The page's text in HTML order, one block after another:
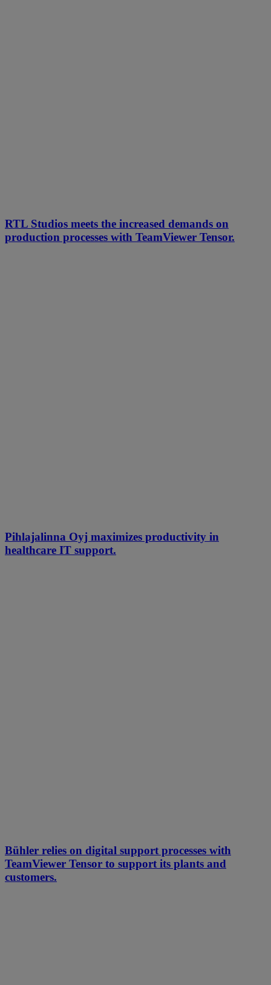
RTL Studios meets the increased demands on
production processes with TeamViewer Tensor.
Pihlajalinna Oyj maximizes productivity in
healthcare IT support.
Bühler relies on digital support processes with
TeamViewer Tensor to support its plants and
customers.